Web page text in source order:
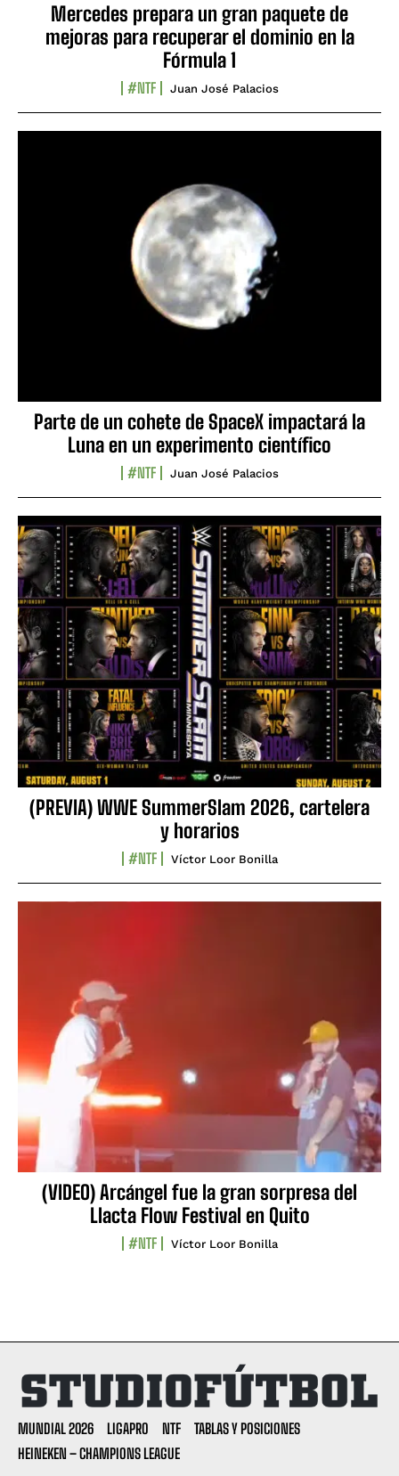
Mercedes prepara un gran paquete de
mejoras para recuperar el dominio en la
Fórmula 1
#NTF Juan José Palacios
Parte de un cohete de SpaceX impactará la
Luna en un experimento científico
#NTF Juan José Palacios
(PREVIA) WWE SummerSlam 2026, cartelera
y horarios
#NTF Víctor Loor Bonilla
(VIDEO) Arcángel fue la gran sorpresa del
Llacta Flow Festival en Quito
#NTF Víctor Loor Bonilla
MUNDIAL 2026 LIGAPRO NTF
TABLAS Y POSICIONES
HEINEKEN – CHAMPIONS LEAGUE